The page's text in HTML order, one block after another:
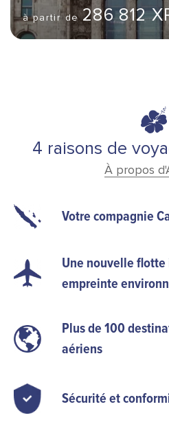
à partir de286 812
4 raisons de
À propos
Votre compagnie
Une nouvelle
empreinte
Plus de 100
aériens
Sécurité et